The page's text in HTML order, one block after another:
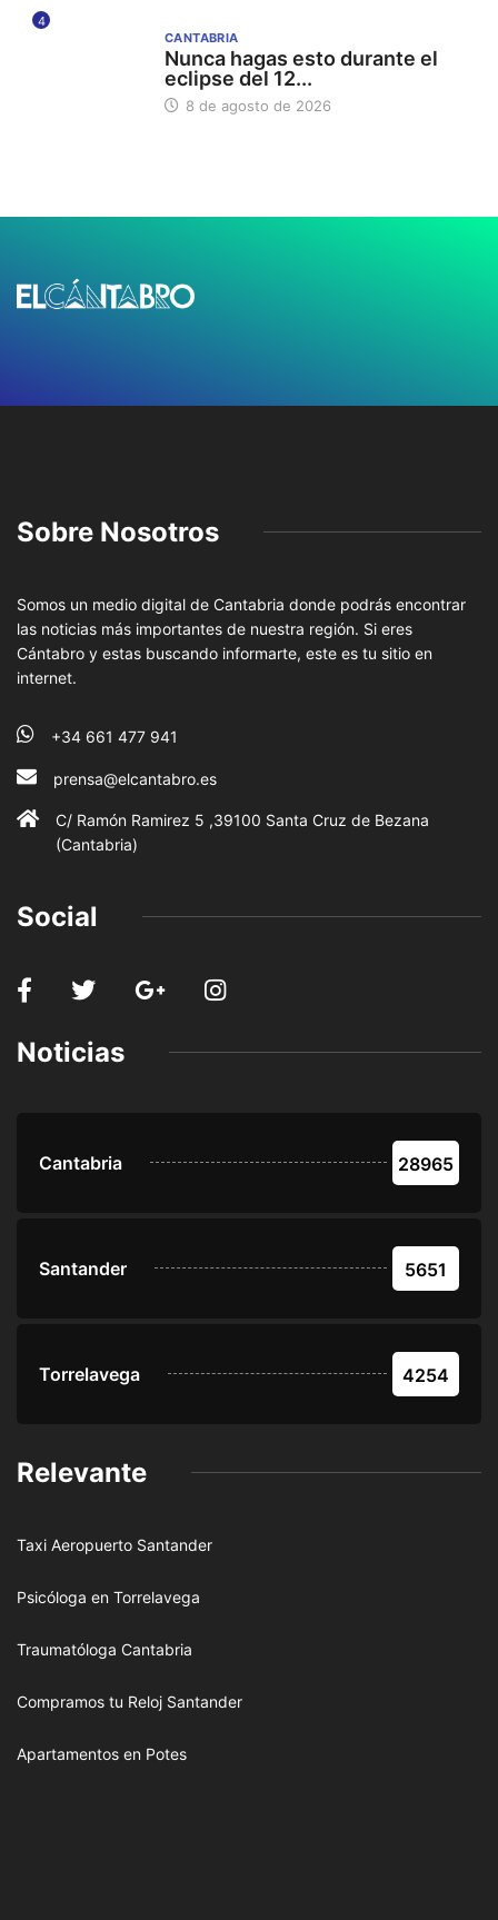
4
CANTABRIA
Nunca hagas esto durante el
eclipse del 12...
8 de agosto de 2026
Sobre Nosotros
Somos un medio digital de Cantabria donde podrás encontrar
las noticias más importantes de nuestra región. Si eres
Cántabro y estas buscando informarte, este es tu sitio en
internet.
+34 661 477 941
prensa@elcantabro.es
C/ Ramón Ramirez 5 ,39100 Santa Cruz de Bezana
(Cantabria)
Social
Noticias
Cantabria 28965
Santander 5651
Torrelavega 4254
Relevante
Taxi Aeropuerto Santander
Psicóloga en Torrelavega
Traumatóloga Cantabria
Compramos tu Reloj Santander
Apartamentos en Potes